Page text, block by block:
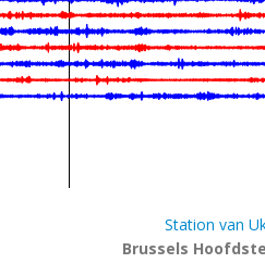
Station van
Brussels